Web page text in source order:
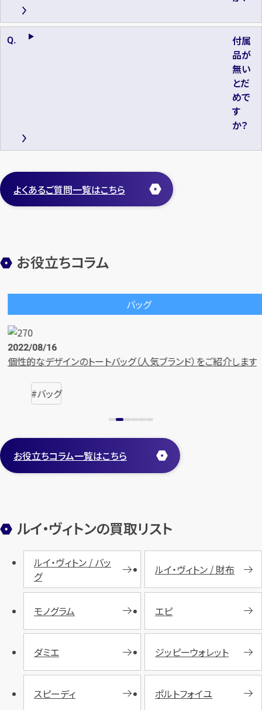
付属
品が
無い
とだ
めで
す
か？
よくあるご質問一覧はこちら
お役立ちコラム
す
ルイ・ヴィトン
2024/10/22
【メンズ・レディース】普段使いしやすいルイ・ヴィトンのバ
ルイ・ヴィトン
お役立ちコラム一覧はこちら
ルイ・ヴィトンの買取リスト
ルイ・ヴィトン / バッ
グ
ルイ・ヴィトン / 財布
モノグラム エピ
ダミエ ジッピーウォレット
スピーディ ポルトフォイユ